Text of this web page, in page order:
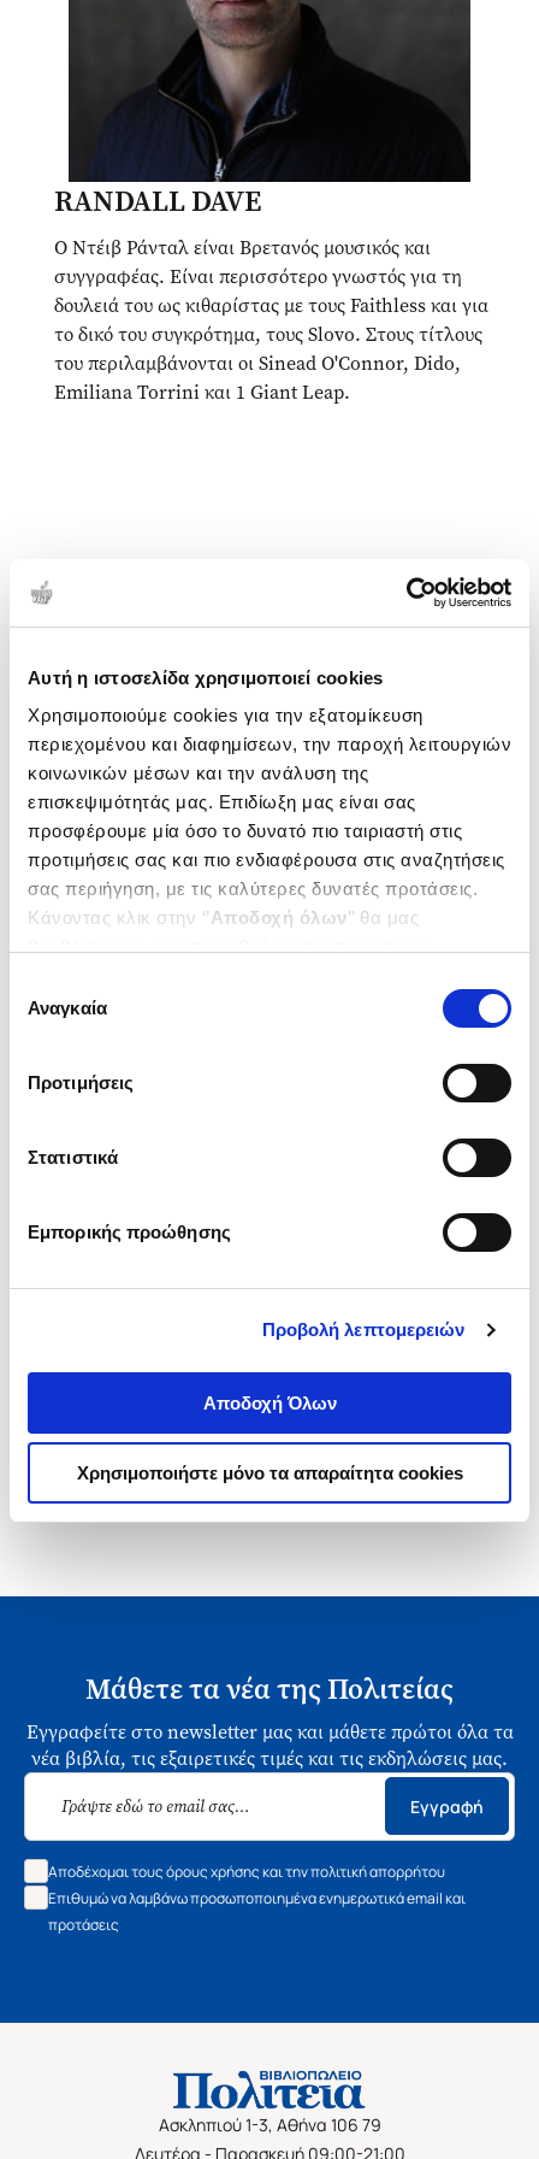
Αυτή η ιστοσελίδα χρησιμοποιεί cookies
Χρησιμοποιούμε cookies για την εξατομίκευση
περιεχομένου και διαφημίσεων, την παροχή λειτουργιών
κοινωνικών μέσων και την ανάλυση της
επισκεψιμότητάς μας. Επιδίωξη μας είναι σας
προσφέρουμε μία όσο το δυνατό πιο ταιριαστή στις
προτιμήσεις σας και πιο ενδιαφέρουσα στις αναζητήσεις
σας περιήγηση, με τις καλύτερες δυνατές προτάσεις.
Κάνοντας κλικ στην ‘’Αποδοχή όλων’’ θα μας
ενδιαφέρουν και να επιλέξετε από τα παρακάτω με την
΄΄και να ενημερωθείτε σχετικά με
συγκατάθεσης
Αναγκαία
Προτιμήσεις
Στατιστικά
Εμπορικής προώθησης
Προβολή λεπτομερειών
Αποδοχή Όλων
Χρησιμοποιήστε μόνο τα απαραίτητα cookies
RANDALL DAVE
Ο Ντέιβ Ράνταλ είναι Βρετανός μουσικός και
συγγραφέας. Είναι περισσότερο γνωστός για τη
δουλειά του ως κιθαρίστας με τους Faithless και για
το δικό του συγκρότημα, τους Slovo. Στους τίτλους
του περιλαμβάνονται οι Sinead O'Connor, Dido,
Emiliana Torrini και 1 Giant Leap.
Δημοτικότητα
(P/B) Sound System
Κωδ. Πολιτείας:3476-0250
.67
1-1 από 1 προϊόντα
Μάθετε τα νέα της Πολιτείας
Εγγραφείτε στο newsletter μας και μάθετε πρώτοι όλα τα
νέα βιβλία, τις εξαιρετικές τιμές και τις εκδηλώσεις μας.
Εγγραφή
Αποδέχομαι τους όρους χρήσης και την πολιτική απορρήτου
Επιθυμώ να λαμβάνω προσωποποιημένα ενημερωτικά email και
προτάσεις
Ασκληπιού 1-3, Αθήνα 106 79
Δευτέρα - Παρασκευή 09:00-21:00